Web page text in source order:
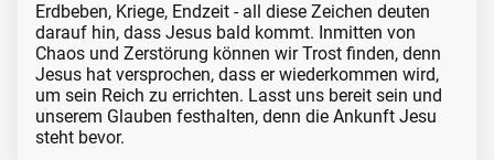
Erdbeben, Kriege, Endzeit - all diese Zeichen deuten
darauf hin, dass Jesus bald kommt. Inmitten von
Chaos und Zerstörung können wir Trost finden, denn
Jesus hat versprochen, dass er wiederkommen wird,
um sein Reich zu errichten. Lasst uns bereit sein und
unserem Glauben festhalten, denn die Ankunft Jesu
steht bevor.